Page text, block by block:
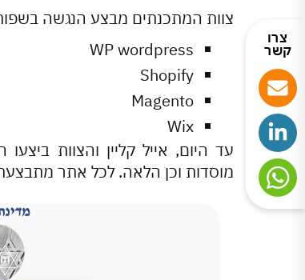
צרו
קשר
צוות המתכנתים מבצע הנגשה
WP wordpress
Shopify
Magento
Wix
עד היום, אייל קליין והצוות
מוסדות וכן הלאה. לכל אתר